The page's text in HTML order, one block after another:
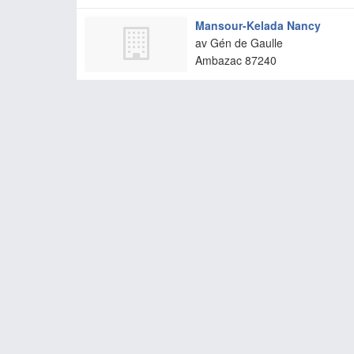
Mansour-Kelada Nancy
av Gén de Gaulle
Ambazac 87240